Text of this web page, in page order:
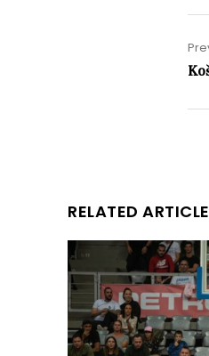
RELATED